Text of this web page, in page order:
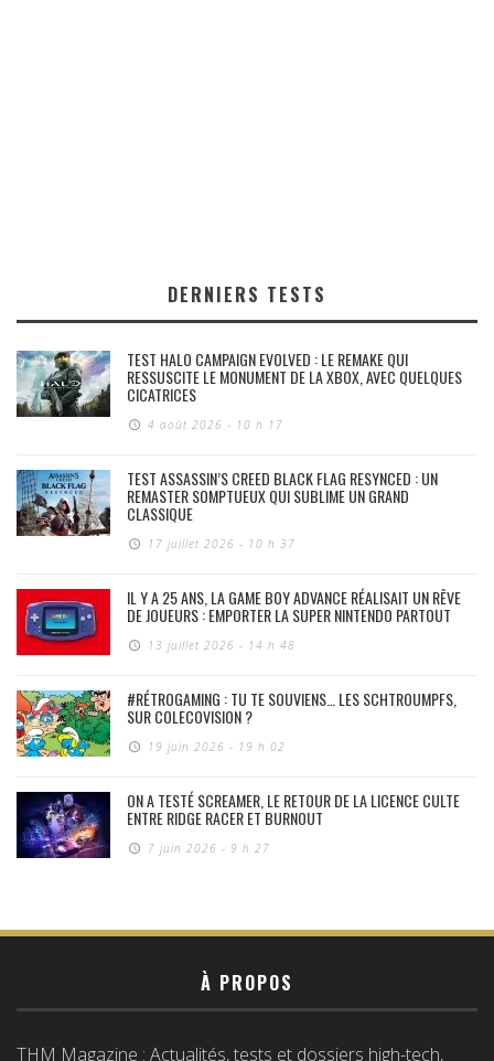
DERNIERS TESTS
TEST HALO CAMPAIGN EVOLVED : LE REMAKE QUI
RESSUSCITE LE MONUMENT DE LA XBOX, AVEC QUELQUES
CICATRICES
4 août 2026 - 10 h 17
TEST ASSASSIN’S CREED BLACK FLAG RESYNCED : UN
REMASTER SOMPTUEUX QUI SUBLIME UN GRAND
CLASSIQUE
17 juillet 2026 - 10 h 37
IL Y A 25 ANS, LA GAME BOY ADVANCE RÉALISAIT UN RÊVE
DE JOUEURS : EMPORTER LA SUPER NINTENDO PARTOUT
13 juillet 2026 - 14 h 48
#RÉTROGAMING : TU TE SOUVIENS… LES SCHTROUMPFS,
SUR COLECOVISION ?
19 juin 2026 - 19 h 02
ON A TESTÉ SCREAMER, LE RETOUR DE LA LICENCE CULTE
ENTRE RIDGE RACER ET BURNOUT
7 juin 2026 - 9 h 27
À PROPOS
THM Magazine : Actualités, tests et dossiers high-tech,